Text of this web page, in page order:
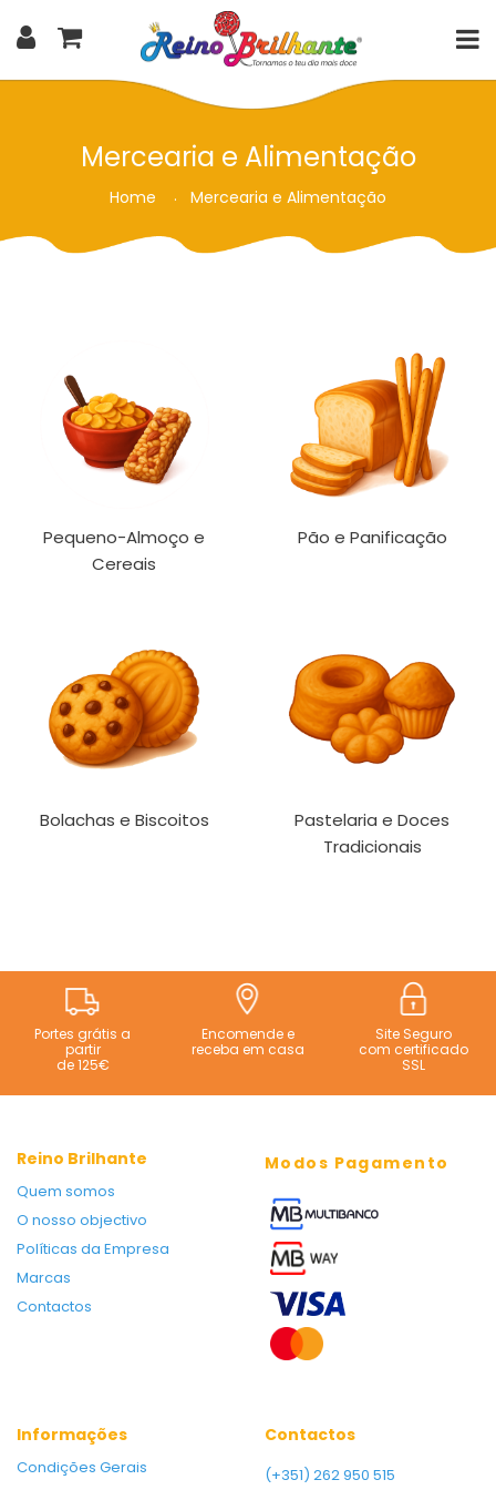
Mercearia e Alimentação
Home Mercearia e Alimentação
Pequeno-Almoço e
Cereais
Pão e Panificação
Bolachas e Biscoitos
Pastelaria e Doces
Tradicionais
Portes grátis a
partir
de 125€
Encomende e
receba em casa
Site Seguro
com certificado
SSL
Reino Brilhante
Quem somos
O nosso objectivo
Políticas da Empresa
Marcas
Contactos
Modos Pagamento
Informações
Condições Gerais
Contactos
(+351) 262 950 515